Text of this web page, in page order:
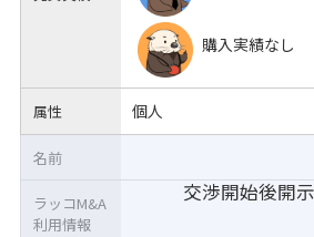
購入実績なし
属性 個人
交渉開始後開示
名前
ラッコM&A
利用情報